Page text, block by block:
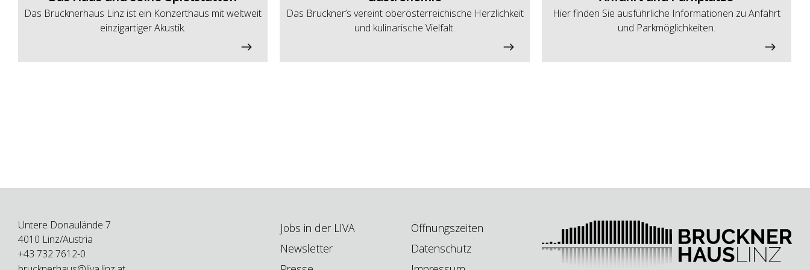
Das Brucknerhaus Linz ist ein Konzerthaus mit weltweit
einzigartiger Akustik.
Das Bruckner’s vereint oberösterreichische Herzlichkeit
und kulinarische Vielfalt.
Hier finden Sie ausführliche Informationen zu Anfahrt
und Parkmöglichkeiten.
Untere Donaulände 7
4010 Linz/Austria
+43 732 7612-0
Jobs in der LIVA
Newsletter
Öffnungszeiten
Datenschutz